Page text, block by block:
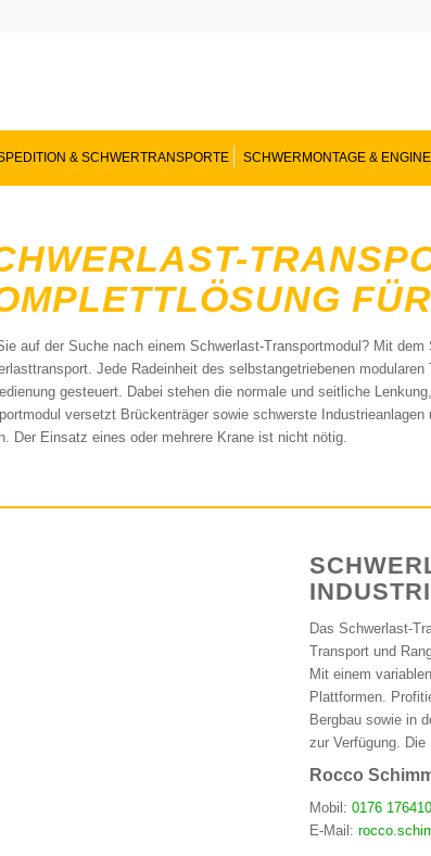
& SCHWERTRANSPORTE SCHWERMONTAGE &
auf der Suche nach einem Schwerlast-Transportmodul? Mit
Jede Radeinheit des selbstangetriebenen
gesteuert. Dabei stehen die normale und seitliche
versetzt Brückenträger sowie schwerste
Der Einsatz eines oder mehrere Krane ist nicht nötig.
Das Schwerlast-
Transport und
Mit einem
Plattformen.
Bergbau sowie in
zur Verfügung.
Rocco
Mobil:0176
E-Mail: